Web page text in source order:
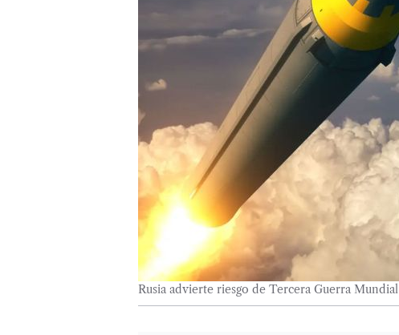
Rusia advierte riesgo de Tercera Guerra Mundial